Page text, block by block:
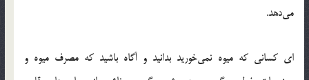
می‌دهد.
ای کسانی که میوه نمی‌خورید بدانید و آگاه باشید که مصرف میوه و